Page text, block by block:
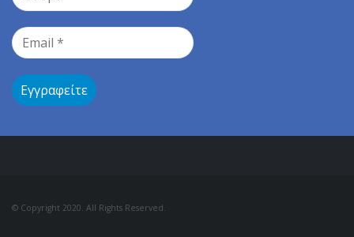
© Copyright 2020. All Rights Reserved.